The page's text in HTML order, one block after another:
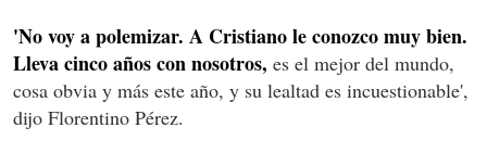
'No voy a polemizar. A Cristiano le conozco muy bien.
Lleva cinco años con nosotros, es el mejor del mundo,
cosa obvia y más este año, y su lealtad es incuestionable',
dijo Florentino Pérez.